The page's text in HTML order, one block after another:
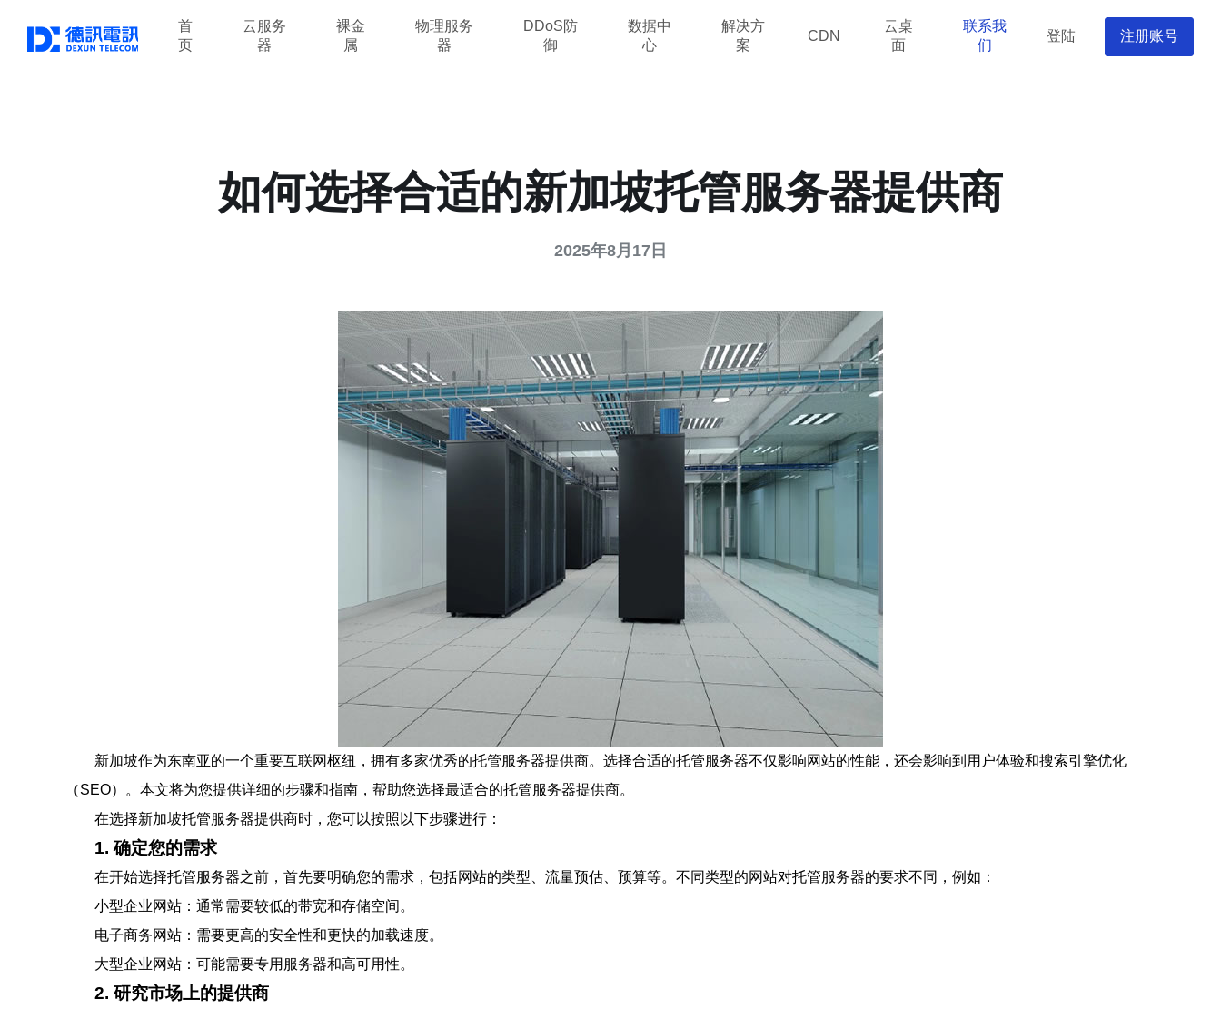
首
页
云服务
器
裸金
属
物理服务
器
DDoS防
御
数据中
心
解决方
案
CDN
云桌
面
联系我
们
登陆 注册账号
如何选择合适的新加坡托管服务器提供商
2025年8月17日
新加坡作为东南亚的一个重要互联网枢纽，拥有多家优秀的托管服务器提供商。选择合适的托管服务器不仅影响网站的性能，还会影响到用户体验和搜索引擎优化
（SEO）。本文将为您提供详细的步骤和指南，帮助您选择最适合的托管服务器提供商。
在选择新加坡托管服务器提供商时，您可以按照以下步骤进行：
1. 确定您的需求
在开始选择托管服务器之前，首先要明确您的需求，包括网站的类型、流量预估、预算等。不同类型的网站对托管服务器的要求不同，例如：
小型企业网站：通常需要较低的带宽和存储空间。
电子商务网站：需要更高的安全性和更快的加载速度。
大型企业网站：可能需要专用服务器和高可用性。
2. 研究市场上的提供商